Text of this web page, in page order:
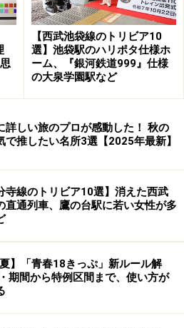
と感慨もひとしおだ。
別寒辺牛湿原の風景が展開する
る。根室へ向かう根室本線は釧
おぞら」が走る幹線だが、そ
ーゼルカーが走る閑散とした
牧草地が多く、ヨーロッパ的な
は別寒辺牛（べかんべうし）
い。根室に近づくと、霧が多
く。遠くに断崖絶壁の太平洋
を走っている物寂しい気持ちに
【西武池袋線のトリビア10
選】池袋駅のハリポタ仕様ホ
ーム、『銀河鉄道999』仕様
の大泉学園駅など
詳しい旅のプロが感動した！ 秋の
で推したい名所3選【2025年最新】
寺線のトリビア10選】消えた西武
直通列車、鷹の台駅に若い女性が多
夏】「青春18きっぷ」新ルール解
期間から特例区間まで、使い方が